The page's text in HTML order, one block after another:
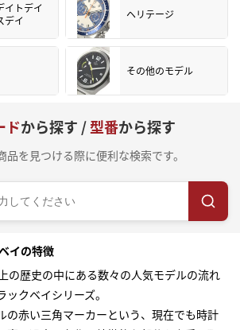
イトデイ
デイ
ヘリテージ
その他のモデル
ドから探す /型番から探す
品を見つける際に便利な検索です。
イの特徴
の歴史の中にある数々の人気モデルの流れ
クベイシリーズ。
の赤い三角マーカーという、現在でも時計